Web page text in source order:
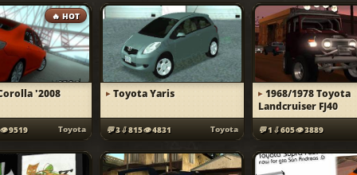
🔥 HOT
'2008
9519 Toyota
Toyota Yaris
3 815 4831 Toyota
1968/1978 Toyota
Landcruiser FJ40
1 605 3889